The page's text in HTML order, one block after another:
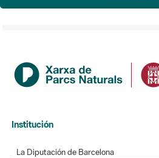
Institución
La Diputación de Barcelona